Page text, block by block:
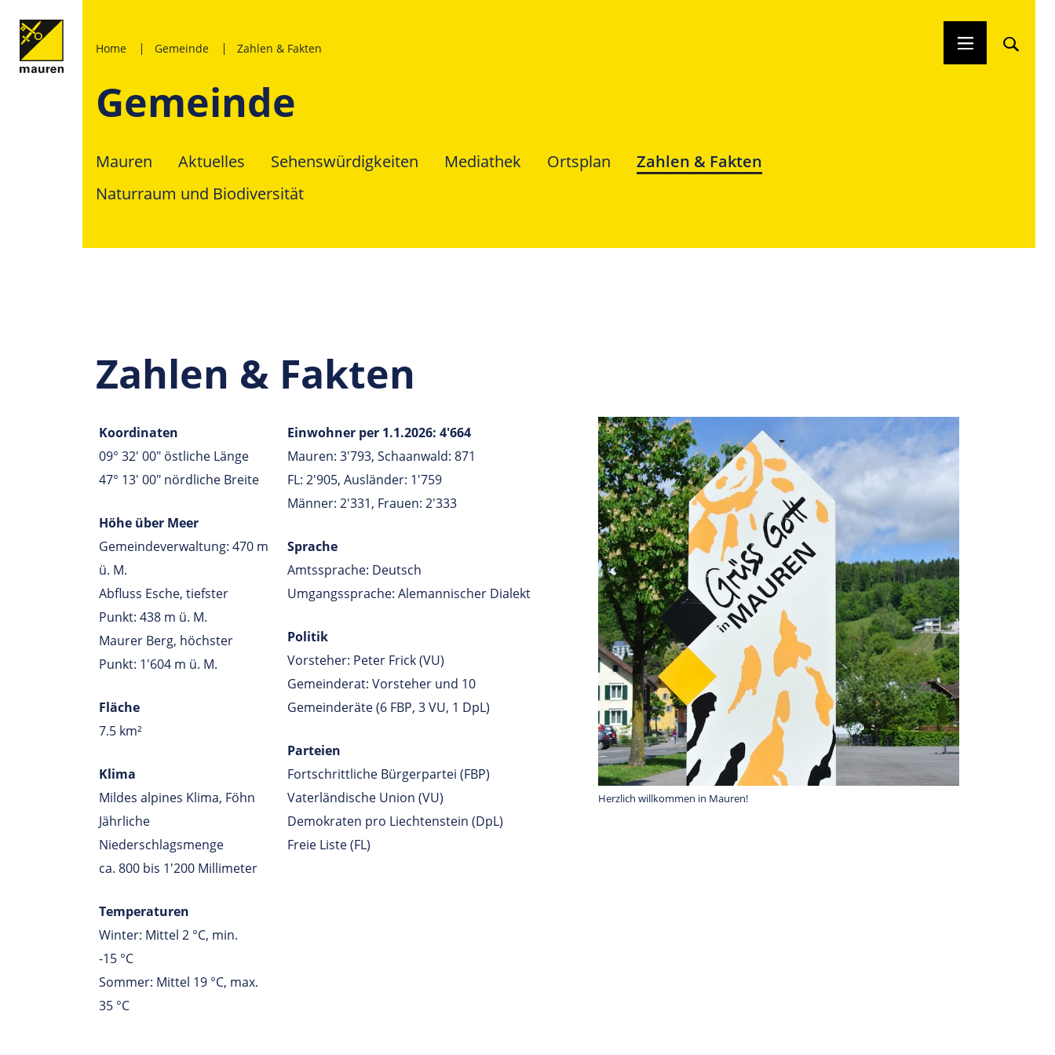
Home Gemeinde Zahlen & Fakten
Gemeinde
Mauren Aktuelles Sehenswürdigkeiten Mediathek Ortsplan Zahlen & Fakten
Naturraum und Biodiversität
Zahlen & Fakten
Koordinaten
09° 32' 00" östliche Länge
47° 13' 00" nördliche Breite
Höhe über Meer
Gemeindeverwaltung: 470 m
ü. M.
Abfluss Esche, tiefster
Punkt: 438 m ü. M.
Maurer Berg, höchster
Punkt: 1'604 m ü. M.
Fläche
7.5 km²
Klima
Mildes alpines Klima, Föhn
Jährliche
Niederschlagsmenge
ca. 800 bis 1'200 Millimeter
Temperaturen
Winter: Mittel 2 °C, min.
-15 °C
Sommer: Mittel 19 °C, max.
35 °C
Einwohner per 1.1.2026: 4'664
Mauren: 3'793, Schaanwald: 871
FL: 2'905, Ausländer: 1'759
Männer: 2'331, Frauen: 2'333
Sprache
Amtssprache: Deutsch
Umgangssprache: Alemannischer Dialekt
Politik
Vorsteher: Peter Frick (VU)
Gemeinderat: Vorsteher und 10
Gemeinderäte (6 FBP, 3 VU, 1 DpL)
Parteien
Fortschrittliche Bürgerpartei (FBP)
Vaterländische Union (VU)
Demokraten pro Liechtenstein (DpL)
Freie Liste (FL)
Herzlich willkommen in Mauren!